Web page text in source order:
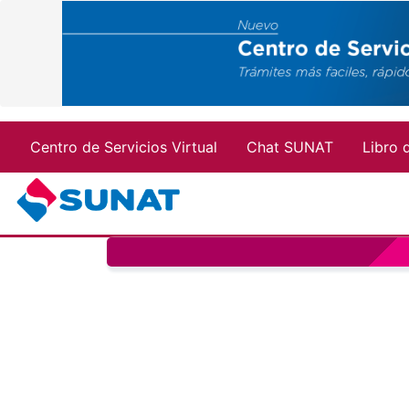
Menu top
Centro de Servicios Virtual Chat SUNAT Libro